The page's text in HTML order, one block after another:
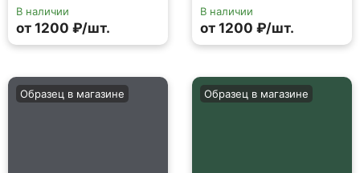
В наличии
от 1200 ₽/шт.
В наличии
от 1200 ₽/шт.
Образец в магазине Образец в магазине